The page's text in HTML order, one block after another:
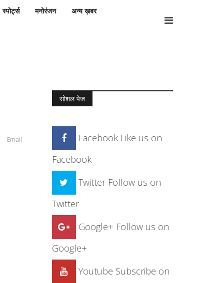
स्पोर्ट्स मनोरंजन अन्य ख़बर
Email
सोशल पेज
Facebook Like us on
Facebook
Twitter Follow us on
Twitter
Google+ Follow us on
Google+
Youtube Subscribe on